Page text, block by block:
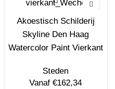
Akoestisch Schilderij
Skyline Den Haag
Watercolor Paint Vierkant
Steden
Vanaf€162,34